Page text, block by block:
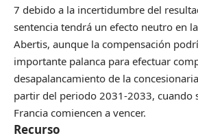
7 debido a la incertidumbre del
sentencia tendrá un efecto neutro en
Abertis, aunque la compensación
importante palanca para efectuar
desapalancamiento de la
partir del periodo 2031-2033, cuando
Francia comiencen a vencer.
Recurso